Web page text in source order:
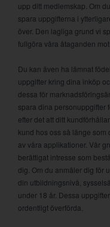
upp ditt medlemskap. Om
spara uppgifterna i
över. Den lagliga grund vi
fullgöra våra åtaganden
Du kan även ha lämnat
uppgifter kring dina inköp
dessa för
spara dina personuppgifter
efter det att ditt
kund hos oss så länge
av våra applikationer. Vår
berättigat intresse som
dig. Om du anmäler dig för
din utbildningsnivå,
under 18 år. Dessa
ordentligt överförda.